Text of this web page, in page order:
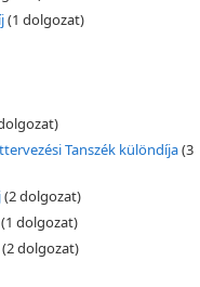
(1 dolgozat)
Tanszék különdíja(3
(2 dolgozat)
(1 dolgozat)
(2 dolgozat)